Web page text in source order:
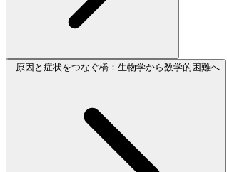
原因と症状をつなぐ橋：生物学から数学的困難へ